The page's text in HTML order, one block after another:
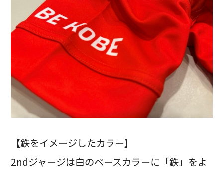
【鉄をイメージしたカラー】
2ndジャージは白のベースカラーに「鉄」をよ